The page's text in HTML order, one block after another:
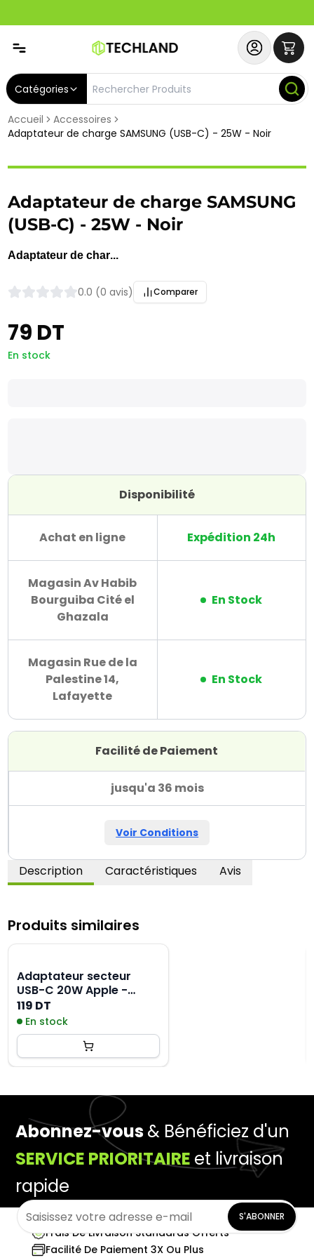
Catégories
Accueil
Accessoires
Adaptateur de charge SAMSUNG (USB-C) - 25W - Noir
Adaptateur de charge SAMSUNG
(USB-C) - 25W - Noir
Adaptateur de char...
0.0 (0 avis) Comparer
79 DT
En stock
Disponibilité
Achat en ligne Expédition 24h
Magasin Av Habib
Bourguiba Cité el
Ghazala
En Stock
Magasin Rue de la
Palestine 14,
Lafayette
En Stock
Facilité de Paiement
jusqu'a 36 mois
Voir Conditions
Description Caractéristiques Avis
Produits similaires
Adaptateur secteur
USB-C 20W Apple -
MHJE3ZM-A
119 DT
En stock
Abonnez-vous& Bénéficiez d'un
SERVICE PRIORITAIRE et livraison
rapide
S'ABONNER
Frais De Livraison Standards Offerts
Facilité De Paiement 3X Ou Plus